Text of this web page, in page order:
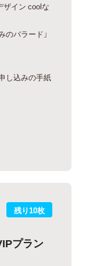
ザイン coolな
のバラード」
し込みの手紙
残り10枚
プラン